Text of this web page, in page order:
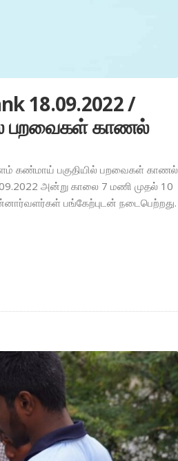
18.09.2022 /
பறவைகள் காணல்
கண்மாய் பகுதியில் பறவைகள் காணல்
அன்று காலை 7 மணி முதல் 10
பங்கேற்புடன் நடைபெற்றது.